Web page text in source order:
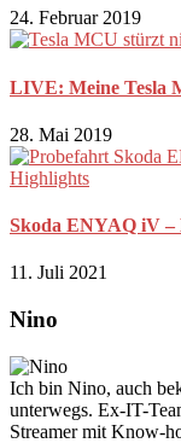
24. Februar 2019
LIVE: Meine Tesla
28. Mai 2019
Skoda ENYAQ iV –
11. Juli 2021
Nino
Ich bin Nino, auch
unterwegs. Ex-IT-
Streamer mit Know-